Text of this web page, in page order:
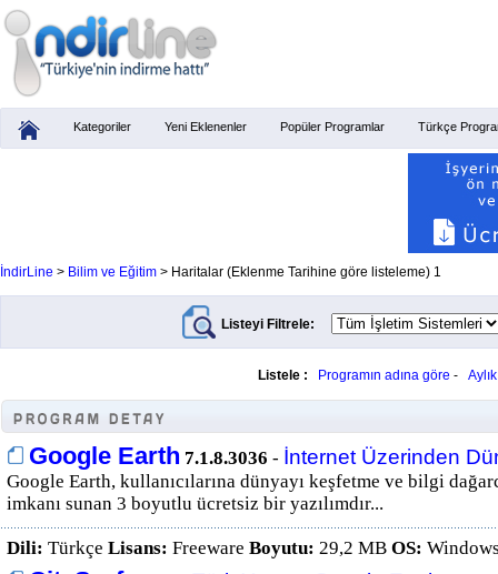
Kategoriler Yeni Eklenenler Popüler Programlar Türkçe
İndirLine > Bilim ve Eğitim > Haritalar (Eklenme Tarihine göre listeleme) 1
Listeyi Filtrele:
Listele : Programın adına göre -
Google Earth 7.1.8.3036 - İnternet Üzerinden
Google Earth, kullanıcılarına dünyayı keşfetme ve bilgi
imkanı sunan 3 boyutlu ücretsiz bir yazılımdır...
Dili: Türkçe Lisans: Freeware Boyutu: 29,2 MB OS: